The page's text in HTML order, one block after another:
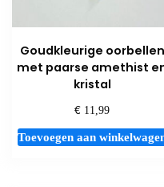
Goudkleurige oorbellen
met paarse amethist
kristal
€ 11,99
Toevoegen aan